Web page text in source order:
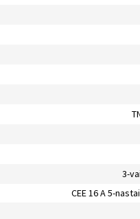
3-
CEE 16 A 5-